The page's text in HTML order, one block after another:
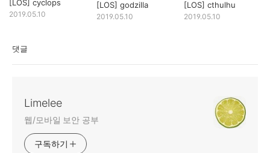
[LOS] cyclops
2019.05.10
[LOS] godzilla
2019.05.10
[LOS] cthulhu
2019.05.10
댓글
Limelee
웹/모바일 보안 공부
구독하기